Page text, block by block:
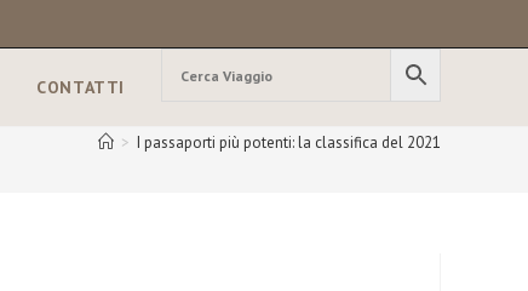
CONTATTI
> I passaporti più potenti: la classifica del 2021